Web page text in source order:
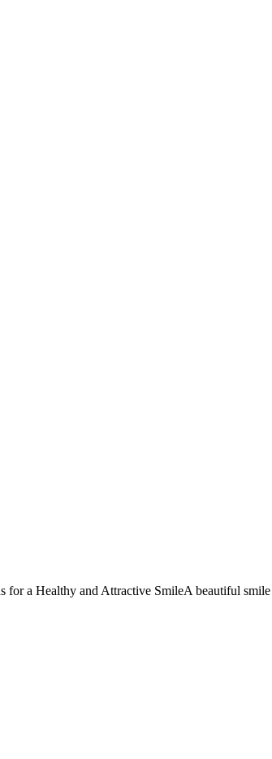
for a Healthy and Attractive SmileA beautiful